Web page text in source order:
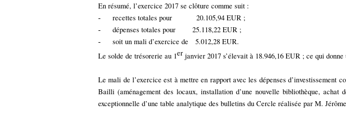
En résumé, l’exercice 2017 se clôture comme suit :
- recettes totales pour 20.105,94 EUR ;
- dépenses totales pour 25.118,22 EUR ;
-
soit un mali d’exercice de 5.012,28 EUR.
Le solde de trésorerie au 1er janvier 2017 s’élevait à 18.946,16 EUR ; ce qui
Le mali de l’exercice est à mettre en rapport avec les dépenses d’investissement
Bailli (aménagement des locaux, installation d’une nouvelle bibliothèque,
exceptionnelle d’une table analytique des bulletins du Cercle réalisée par M.